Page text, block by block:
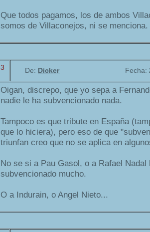
Que todos pagamos, los de ambos
somos de Villaconejos, ni se menciona.
3 De: Dicker Fecha:
Oigan, discrepo, que yo sepa a
nadie le ha subvencionado nada.
Tampoco es que tribute en España
que lo hiciera), pero eso de que
triunfan creo que no se aplica en
No se si a Pau Gasol, o a Rafael Nadal
subvencionado mucho.
O a Indurain, o Angel Nieto...